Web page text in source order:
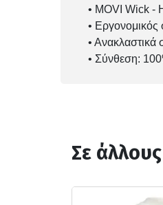
• MOVI Wick -
• Εργονομικός
• Ανακλαστικά
• Σύνθεση:
Σε